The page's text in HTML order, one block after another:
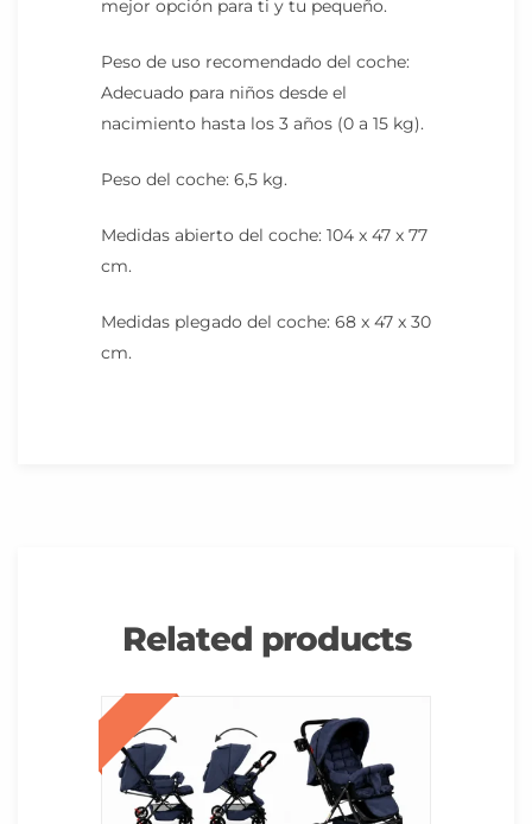
mejor opción para ti y tu pequeño.
Peso de uso recomendado del coche:
Adecuado para niños desde el
nacimiento hasta los 3 años (0 a 15 kg).
Peso del coche: 6,5 kg.
Medidas abierto del coche: 104 x 47 x 77
cm.
Medidas plegado del coche: 68 x 47 x 30
cm.
Related products